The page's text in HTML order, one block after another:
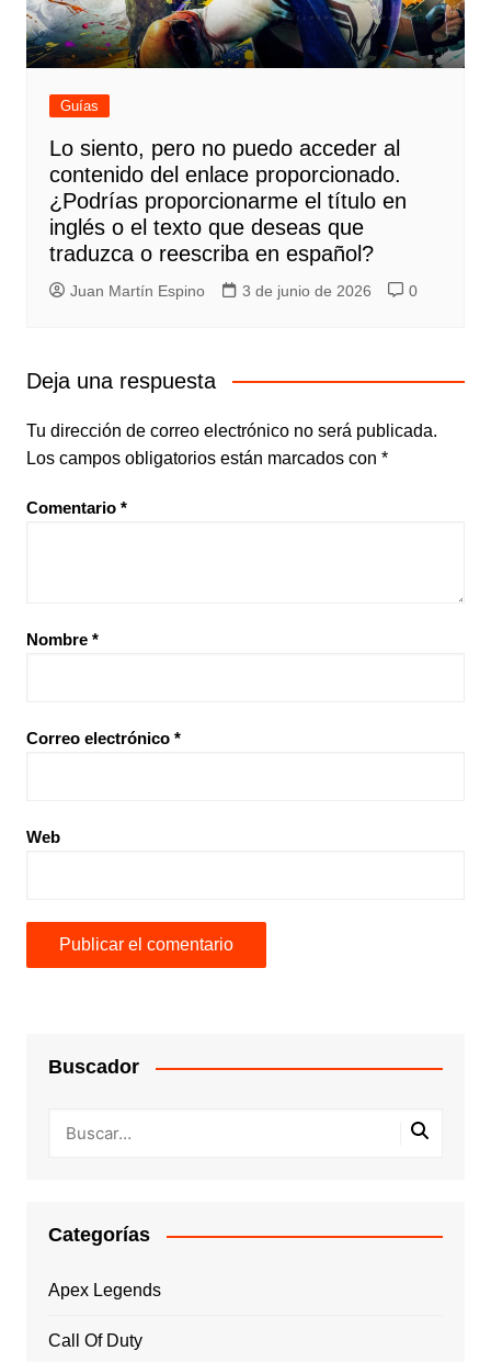
Guías
Lo siento, pero no puedo acceder al
contenido del enlace proporcionado.
¿Podrías proporcionarme el título en
inglés o el texto que deseas que
traduzca o reescriba en español?
Juan Martín Espino 3 de junio de 2026 0
Deja una respuesta
Tu dirección de correo electrónico no será publicada.
Los campos obligatorios están marcados con *
Comentario *
Nombre *
Correo electrónico *
Web
Buscador
Categorías
Apex Legends
Call Of Duty